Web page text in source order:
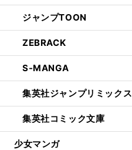
ジャンプTOON
ZEBRACK
S-MANGA
集英社ジャンプリミックス
集英社コミック文庫
少女マンガ